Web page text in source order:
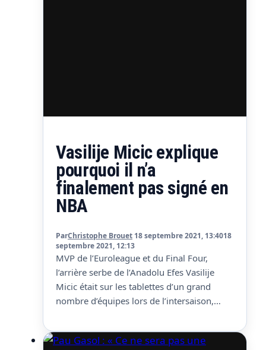
Vasilije Micic explique
pourquoi il n’a
finalement pas signé en
NBA
ParChristophe Brouet 18 septembre 2021, 13:4018
septembre 2021, 12:13
MVP de l’Euroleague et du Final Four,
l’arrière serbe de l’Anadolu Efes Vasilije
Micic était sur les tablettes d’un grand
nombre d’équipes lors de l’intersaison,
Thunder à qui les droits appartiennent, ou
encore les Chicago Bulls. Finalement, alors